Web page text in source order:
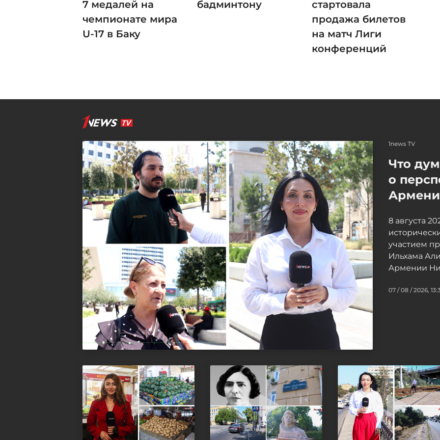
7 медалей на
чемпионате мира
U-17 в Баку
бадминтону
стартовала
продажа билетов
на матч Лиги
конференций
1news TV
Что
о
8 августа
участием
Ильхама
Армении
07 / 08 / 2026,